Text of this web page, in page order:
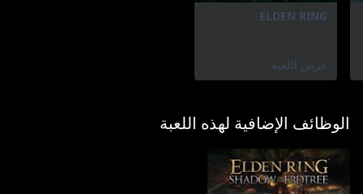
ELDEN RING
عرض اللعبة
الوظائف الإضافية لهذه اللعبة